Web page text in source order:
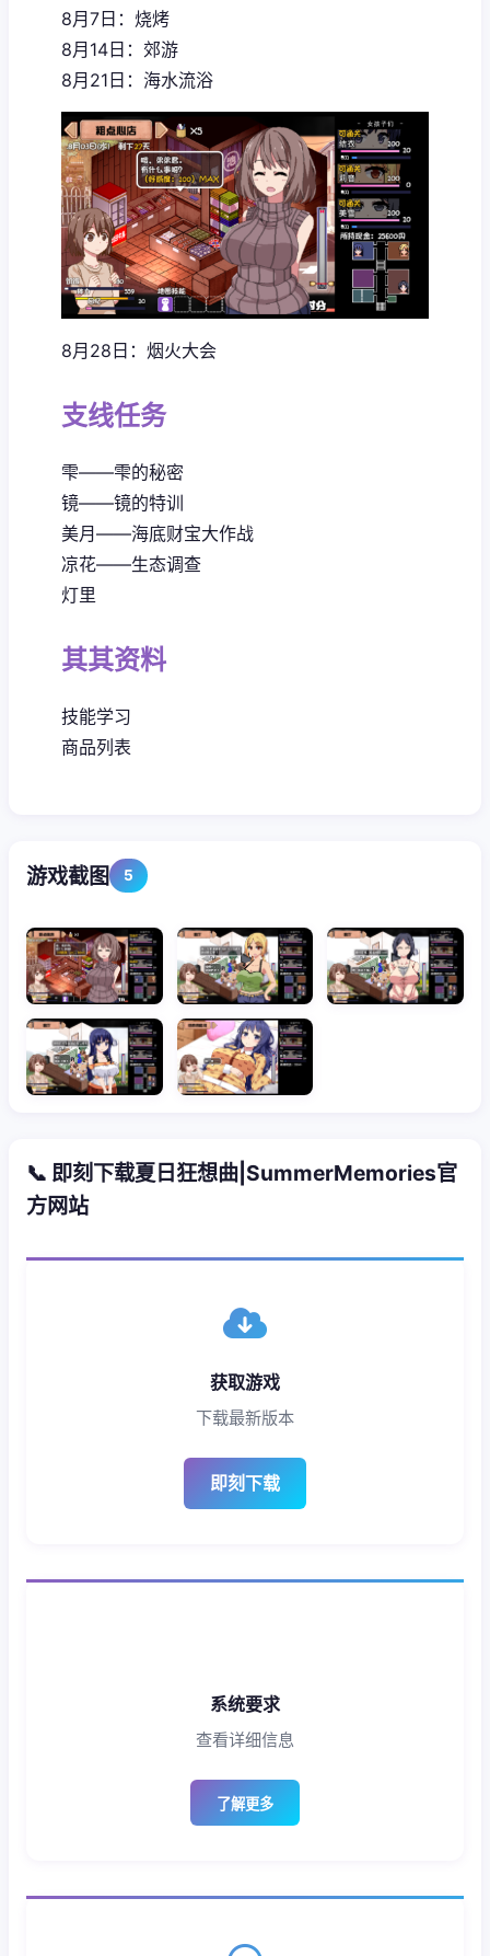
8月7日：烧烤
8月14日：郊游
8月21日：海水流浴
8月28日：烟火大会
支线任务
雫——雫的秘密
镜——镜的特训
美月——海底财宝大作战
凉花——生态调查
灯里
其其资料
技能学习
商品列表
游戏截图 5
📞 即刻下载夏日狂想曲|SummerMemories官
方网站
获取游戏
下载最新版本
即刻下载
系统要求
查看详细信息
了解更多